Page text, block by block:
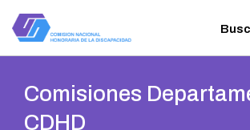
contenido
Comisiones
CDHD